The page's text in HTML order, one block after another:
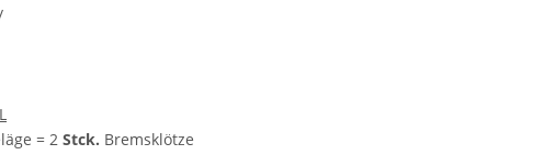
= 2 Stck. Bremsklötze